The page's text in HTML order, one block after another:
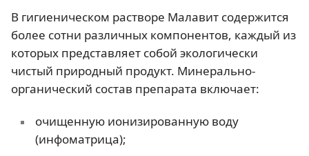
В гигиеническом растворе Малавит содержится
более сотни различных компонентов, каждый из
которых представляет собой экологически
чистый природный продукт. Минерально-
органический состав препарата включает:
очищенную ионизированную воду
(инфоматрица);